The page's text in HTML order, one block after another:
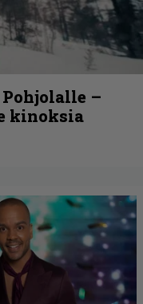
–
kinoksia